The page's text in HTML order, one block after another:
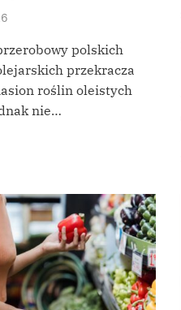
polskich
przekracza
roślin oleistych
nie…